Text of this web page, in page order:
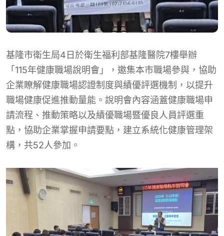
基隆市衛生局4日於衛生福利部基隆醫院7樓舉辦
「115年健康職場說明會」，邀集本市職場參與，協助
企業瞭解健康職場認證制度與績優評選機制，以提升
職場健康促進推動量能。說明會內容涵蓋健康職場申
請流程、推動策略以及績優職場暨優良人員評選重
點，協助企業掌握申請要點，建立系統化健康管理架
構，共52人參加。